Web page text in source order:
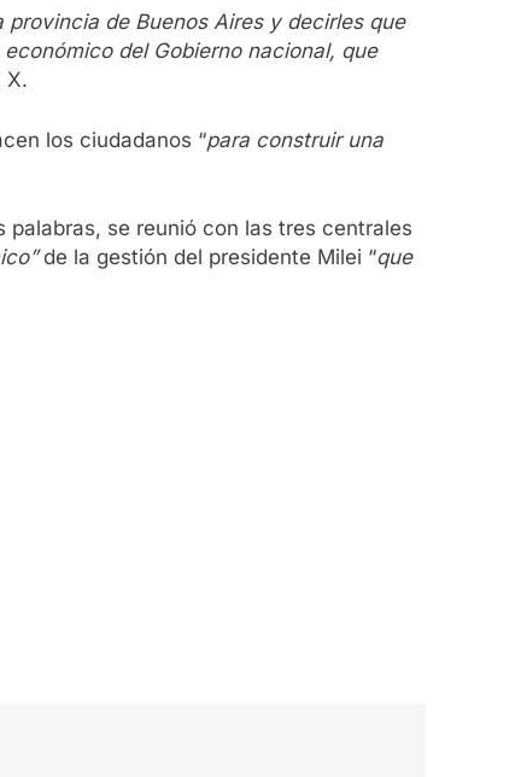
de Buenos Aires y decirles que
del Gobierno nacional, que
X.
los ciudadanos “para construir una
palabras, se reunió con las tres centrales
de la gestión del presidente Milei “que